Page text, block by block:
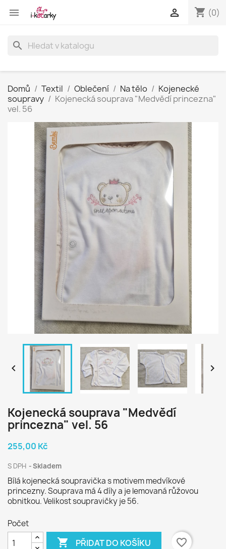
 shopping_cart (0)

search
Domů Textil Oblečení Na tělo
Kojenecké
soupravy
Kojenecká souprava "Medvědí princezna"
vel. 56
 
Kojenecká souprava "Medvědí
princezna" vel. 56
255,00 Kč
S DPH Skladem
Bílá kojenecká soupravička s motivem medvíkové
princezny. Souprava má 4 díly a je lemovaná růžovou
obnitkou. Velikost soupravičky je 56.
Počet
 PŘIDAT DO KOŠÍKU
favorite_border